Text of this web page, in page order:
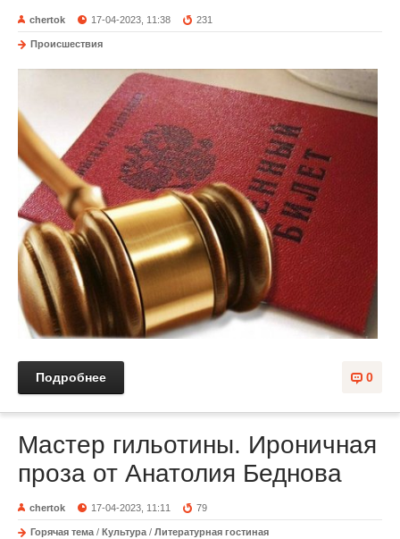
chertok 17-04-2023, 11:38 231
Происшествия
0
Подробнее
Мастер гильотины. Ироничная
проза от Анатолия Беднова
chertok 17-04-2023, 11:11 79
Горячая тема / Культура / Литературная гостиная